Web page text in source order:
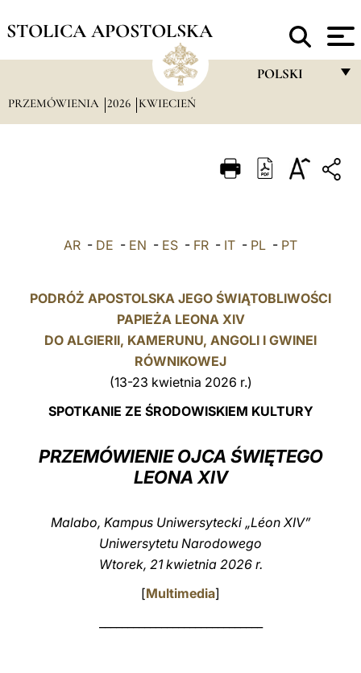
STOLICA APOSTOLSKA
POLSKI
ITALIANO
POLSKI
PRZEMÓWIENIA 2026 KWIECIEŃ
AR - DE - EN - ES - FR - IT - PL - PT
PODRÓŻ APOSTOLSKA JEGO ŚWIĄTOBLIWOŚCI
PAPIEŻA LEONA XIV
DO ALGIERII, KAMERUNU, ANGOLI I GWINEI
RÓWNIKOWEJ
(13-23 kwietnia 2026 r.)
SPOTKANIE ZE ŚRODOWISKIEM KULTURY
PRZEMÓWIENIE OJCA ŚWIĘTEGO
LEONA XIV
Malabo, Kampus Uniwersytecki „Léon XIV”
Uniwersytetu Narodowego
Wtorek, 21 kwietnia 2026 r.
[Multimedia]